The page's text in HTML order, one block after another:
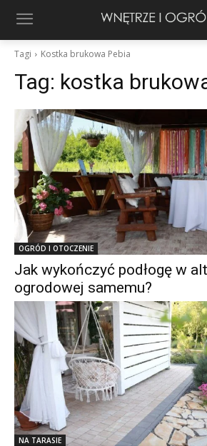
Tagi Kostka brukowa Pebia
Tag: kostka
OGRÓD I OTOCZENIE
Jak wykończyć podłogę w
ogrodowej samemu?
NA TARASIE